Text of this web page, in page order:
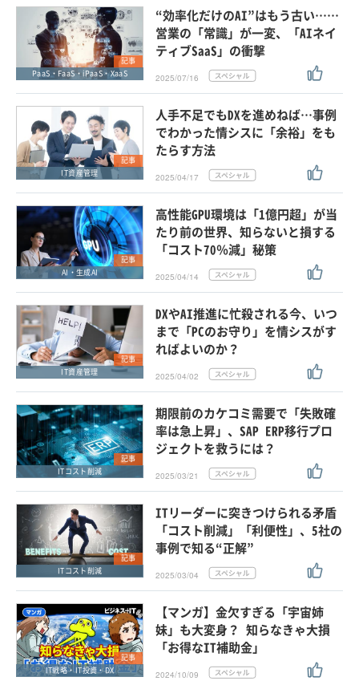
記事
PaaS・FaaS・iPaaS・XaaS
“効率化だけのAI”はもう古い……
営業の「常識」が一変、「AIネイ
ティブSaaS」の衝撃
2025/07/16
記事
IT資産管理
人手不足でもDXを進めねば…事例
でわかった情シスに「余裕」をも
たらす方法
2025/04/17
記事
AI・生成AI
高性能GPU環境は「1億円超」が当
たり前の世界、知らないと損する
「コスト70％減」秘策
2025/04/14
記事
IT資産管理
DXやAI推進に忙殺される今、いつ
まで「PCのお守り」を情シスがす
ればよいのか？
2025/04/02
記事
ITコスト削減
期限前のカケコミ需要で「失敗確
率は急上昇」、SAP ERP移行プロ
ジェクトを救うには？
2025/03/21
記事
ITコスト削減
ITリーダーに突きつけられる矛盾
「コスト削減」「利便性」、5社の
事例で知る“正解”
2025/03/04
記事
IT戦略・IT投資・DX
【マンガ】金欠すぎる「宇宙姉
妹」も大変身？ 知らなきゃ大損
「お得なIT補助金」
2024/10/09